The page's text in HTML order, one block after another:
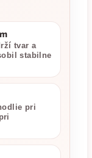
tvar a
stabilne
pri